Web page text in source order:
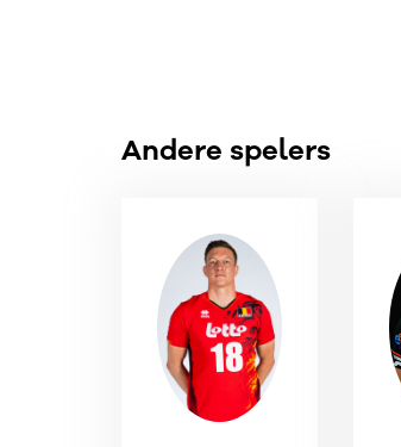
Andere spelers